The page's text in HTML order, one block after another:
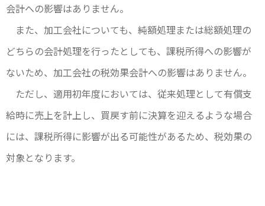
会計への影響はありません。
また、加工会社についても、純額処理または総額処理の
どちらの会計処理を行ったとしても、課税所得への影響が
ないため、加工会社の税効果会計への影響はありません。
ただし、適用初年度においては、従来処理として有償支
給時に売上を計上し、買戻す前に決算を迎えるような場合
には、課税所得に影響が出る可能性があるため、税効果の
対象となります。